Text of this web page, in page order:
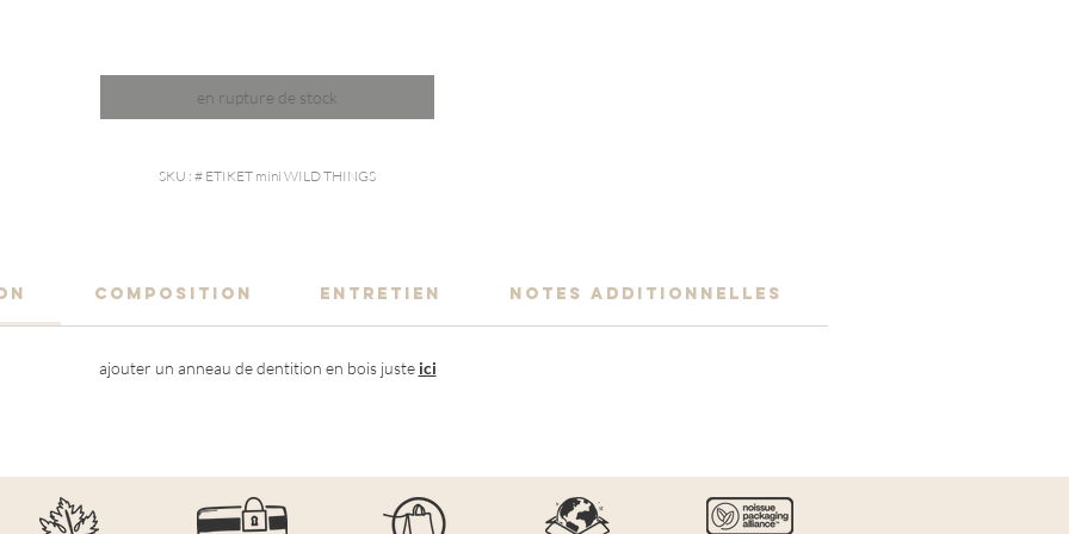
en rupture de stock
SKU : # ETIKET mini WILD THINGS
COMPOSITION ENTRETIEN NOTES ADDITIONNELLES
ajouter un anneau de dentition en bois juste ici